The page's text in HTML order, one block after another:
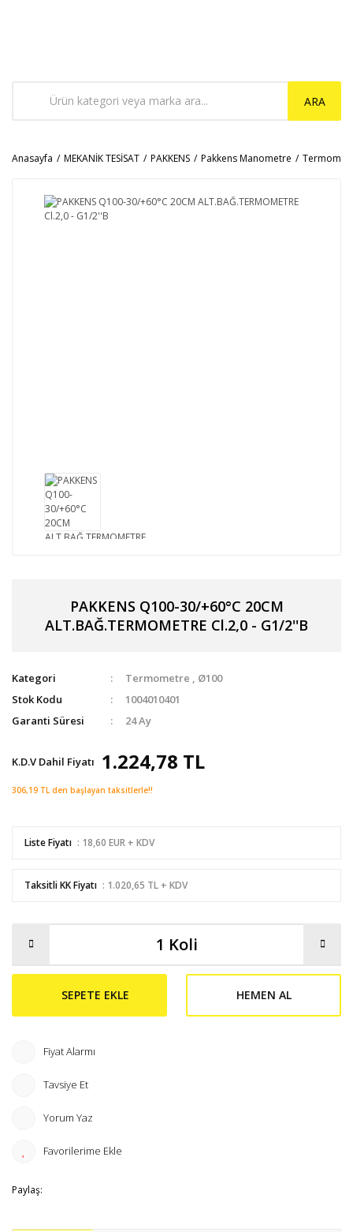
ARA
Anasayfa MEKANİK TESİSAT PAKKENS Pakkens Manometre
PAKKENS Q100-30/+60°C 20CM
ALT.BAĞ.TERMOMETRE Cl.2,0 - G1/2''B
Kategori Termometre , Ø100
Stok Kodu
1004010401
Garanti Süresi
24 Ay
K.D.V Dahil Fiyatı 1.224,78 TL
306,19 TL den başlayan taksitlerle!!
Liste Fiyatı : 18,60 EUR + KDV
Taksitli KK Fiyatı : 1.020,65 TL + KDV
SEPETE EKLE HEMEN AL
Fiyat Alarmı
Tavsiye Et
Yorum Yaz
Paylaş: